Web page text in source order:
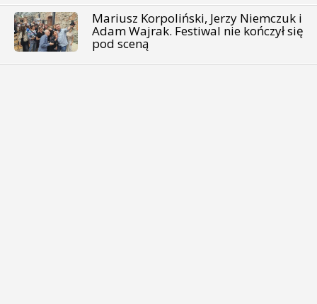
Mariusz Korpoliński, Jerzy Niemczuk i
Adam Wajrak. Festiwal nie kończył się
pod sceną